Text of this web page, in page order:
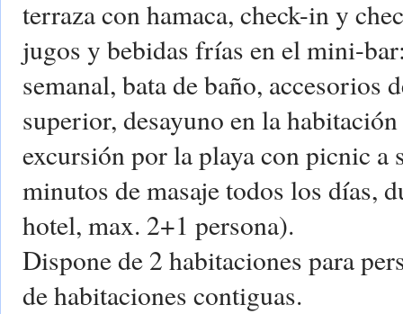
terraza con hamaca, check-in y
jugos y bebidas frías en el mini-
semanal, bata de baño, accesorios
superior, desayuno en la
excursión por la playa con picnic
minutos de masaje todos los días,
hotel, max. 2+1 persona).
Dispone de 2 habitaciones para
de habitaciones contiguas.